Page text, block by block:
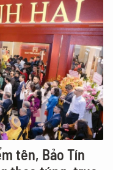
tên, Bảo Tín